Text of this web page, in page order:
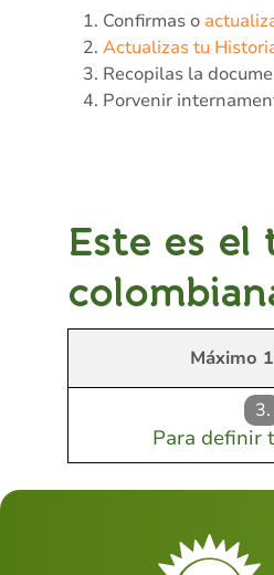
Confirmas o
Actualizas tu
Recopilas la
Porvenir
Este es
Máximo
3.
Para definir